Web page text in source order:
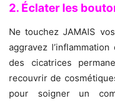
2. Éclater les
Ne touchez JAMAIS
aggravez
des cicatrices
recouvrir de
pour soigner un